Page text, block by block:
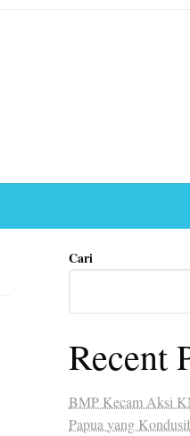
Cari
Recent
BMP Kecam Aksi
Papua yang